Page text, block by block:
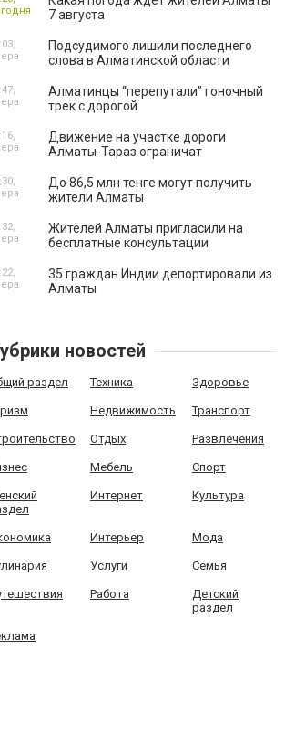
7 августа
Подсудимого лишили последнего
слова в Алматинской области
Алматинцы “перепутали” гоночный
трек с дорогой
Движение на участке дороги
Алматы-Тараз ограничат
До 86,5 млн тенге могут получить
жители Алматы
Жителей Алматы пригласили на
бесплатные консультации
35 граждан Индии депортировали из
Алматы
новостей
раздел Техника Здоровье
Недвижимость Транспорт
Отдых Развлечения
Мебель Спорт
Интернет Культура
Интерьер Мода
Услуги Семья
Работа
Детский
раздел